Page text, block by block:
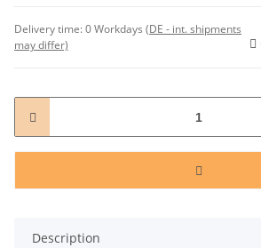
Delivery time:0 Workdays (DE - int. shipments
may differ)
Description